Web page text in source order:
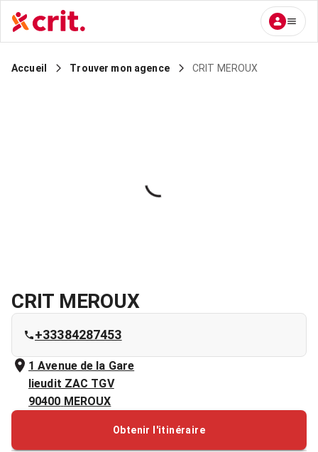
Accueil Trouver mon agence CRIT MEROUX
CRIT MEROUX
+33384287453
1 Avenue de la Gare
lieudit ZAC TGV
90400 MEROUX
Obtenir l'itinéraire